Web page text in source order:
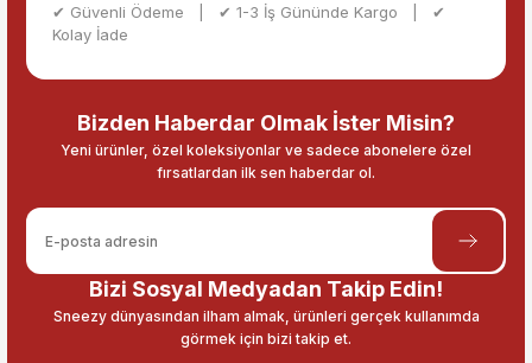
✔ Güvenli Ödeme | ✔ 1-3 İş Gününde Kargo | ✔
Kolay İade
Bizden Haberdar Olmak İster Misin?
Yeni ürünler, özel koleksiyonlar ve sadece abonelere özel
fırsatlardan ilk sen haberdar ol.
Bizi Sosyal Medyadan Takip Edin!
Sneezy dünyasından ilham almak, ürünleri gerçek kullanımda
görmek için bizi takip et.